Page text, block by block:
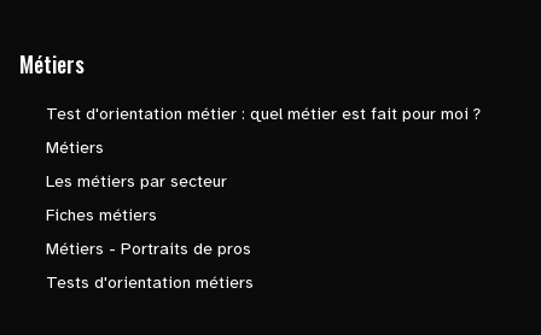
Métiers
Test d'orientation métier : quel métier est fait pour moi ?
Métiers
Les métiers par secteur
Fiches métiers
Métiers - Portraits de pros
Tests d'orientation métiers